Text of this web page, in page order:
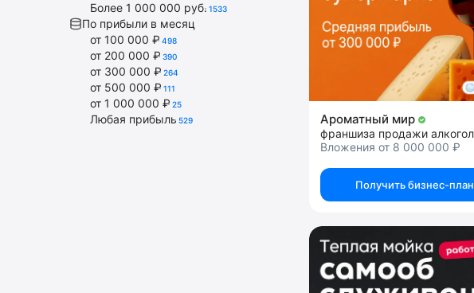
Более 1 000 000 руб. 1533
По прибыли в месяц
от 100 000 ₽ 498
от 200 000 ₽ 390
от 300 000 ₽ 264
от 500 000 ₽ 111
от 1 000 000 ₽ 25
Любая прибыль 529 Ароматный мир
Вложения от 8 000 000 ₽
Получить бизнес-план